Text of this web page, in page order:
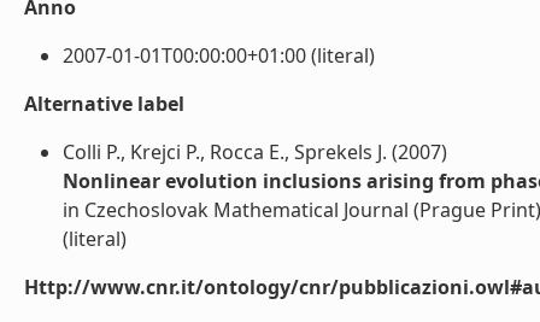
Anno
2007-01-01T00:00:00+01:00 (literal)
Alternative label
Colli P., Krejci P., Rocca E., Sprekels J. (2007)
Nonlinear evolution inclusions arising from
in Czechoslovak Mathematical Journal (Prague Print)
(literal)
Http://www.cnr.it/ontology/cnr/